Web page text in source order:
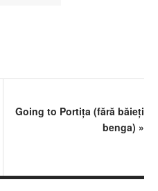
Going to Portiţa (fără băieţi
benga) »